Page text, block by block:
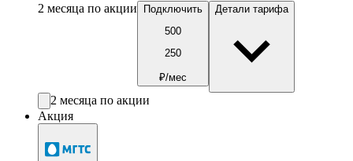
2 месяца по акции
Подключить
500
250
₽/мес
Детали тарифа
2 месяца по акции
Акция